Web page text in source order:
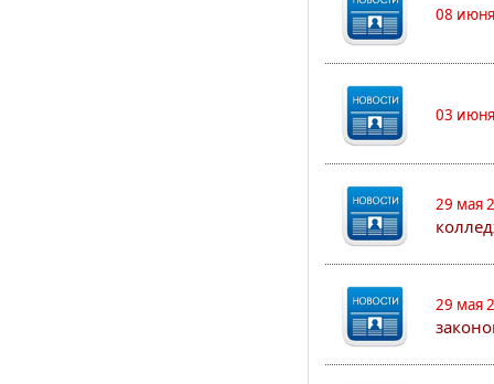
08
03
29 мая
29 мая